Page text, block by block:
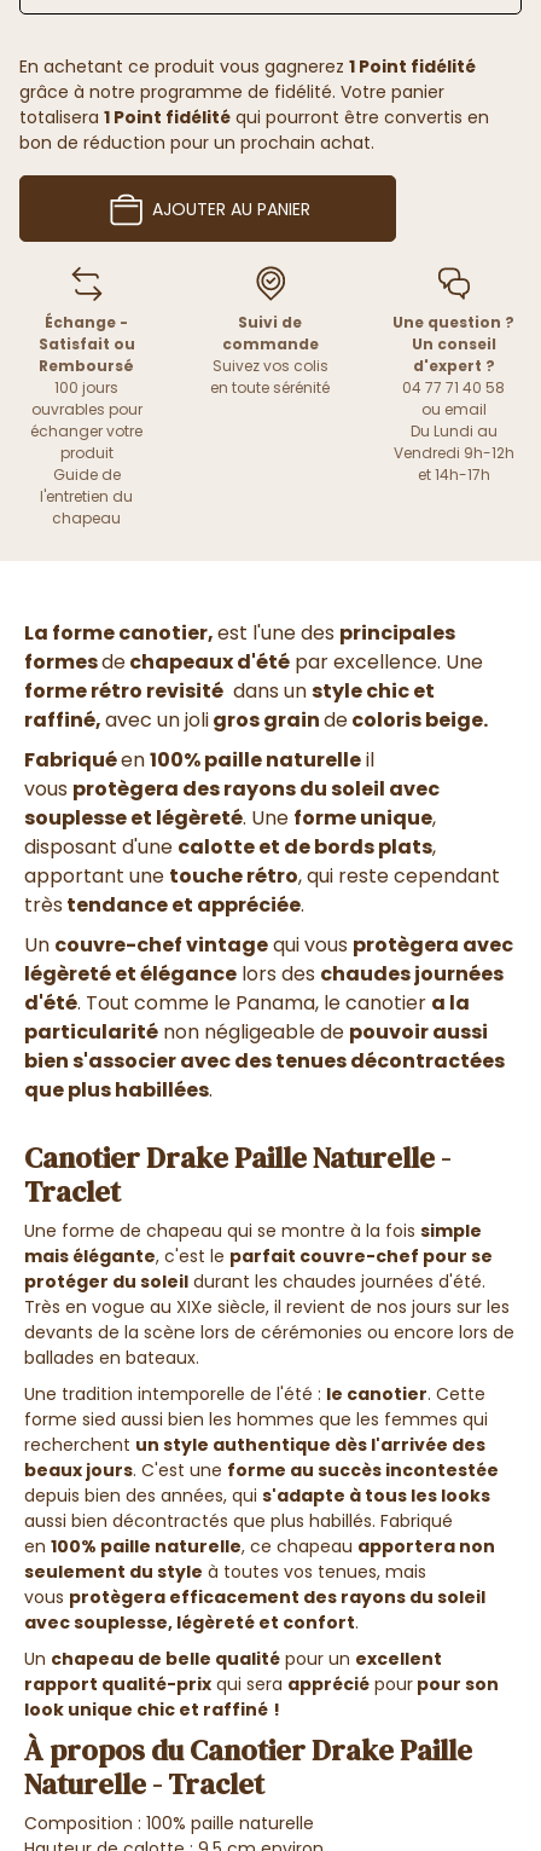
En achetant ce produit vous gagnerez 1 Point fidélité
grâce à notre programme de fidélité. Votre panier
totalisera 1 Point fidélité qui pourront être convertis en
bon de réduction pour un prochain achat.
AJOUTER AU PANIER
Échange -
Satisfait ou
Remboursé
100 jours
ouvrables pour
échanger votre
produit
Guide de
l'entretien du
chapeau
Suivi de
commande
Suivez vos colis
en toute sérénité
Une question ?
Un conseil
d'expert ?
04 77 71 40 58
ou email
Du Lundi au
Vendredi 9h-12h
et 14h-17h
La forme canotier,est l'une des principales
formesdechapeaux d'été par excellence. Une
forme rétro revisité dans unstyle chic et
raffiné,avec un joligros graindecoloris beige.
Fabriquéen100% paille naturelleil
vous protègera des rayons du soleil avec
souplesse et légèreté. Une forme unique,
disposant d'une calotte et de bords plats,
apportant une touche rétro, qui reste cependant
trèstendance et appréciée.
Un couvre-chef vintagequi vous protègera avec
légèreté et élégance lors des chaudes journées
d'été. Tout comme le Panama, le canotier a la
particularité non négligeable de pouvoir aussi
bien s'associer avec des tenues décontractées
que plus habillées.
Canotier Drake Paille Naturelle -
Traclet
Une forme de chapeau qui se montre à la fois simple
mais élégante, c'est le parfait couvre-chef pour se
protéger du soleil durant les chaudes journées d'été.
Très en vogue au XIXe siècle, il revient de nos jours sur les
devants de la scène lors de cérémonies ou encore lors de
ballades en bateaux.
Une tradition intemporelle de l'été : le canotier. Cette
forme sied aussi bien les hommes que les femmes qui
recherchent un style authentique dès l'arrivée des
beaux jours. C'est une forme au succès incontestée
depuis bien des années, qui s'adapte à tous les looks
aussi bien décontractés que plus habillés. Fabriqué
en 100% paille naturelle, ce chapeau apportera non
seulement du style à toutes vos tenues, mais
vous protègera efficacement des rayons du soleil
avec souplesse, légèreté et confort.
Un chapeau de belle qualité pour un excellent
rapport qualité-prix qui sera apprécié pour pour son
look unique chic et raffiné !
À propos du Canotier Drake Paille
Naturelle - Traclet
Composition : 100% paille naturelle